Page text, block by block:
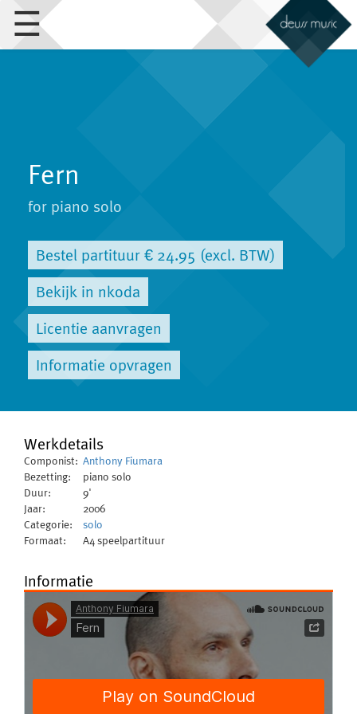
☰
Fern
for piano solo
Bestel partituur € 24.95 (excl. BTW)
Bekijk in nkoda
Licentie aanvragen
Informatie opvragen
Werkdetails
Componist: Anthony Fiumara
Bezetting: piano solo
Duur:
9'
Jaar:
2006
Categorie:
solo
Formaat:
A4 speelpartituur
Informatie